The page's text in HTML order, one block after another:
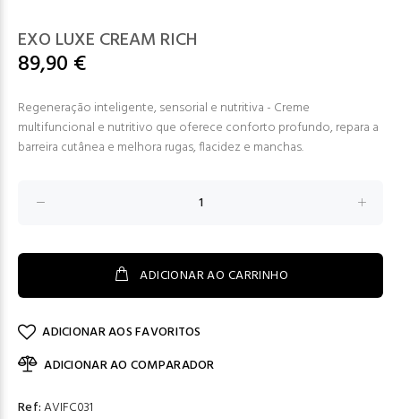
EXO LUXE CREAM RICH
89,90 €
Regeneração inteligente, sensorial e nutritiva - Creme
multifuncional e nutritivo que oferece conforto profundo, repara a
barreira cutânea e melhora rugas, flacidez e manchas.
ADICIONAR AO CARRINHO
ADICIONAR AOS FAVORITOS
ADICIONAR AO COMPARADOR
Ref:AVIFC031